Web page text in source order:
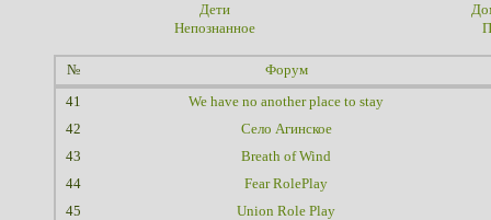
Дети
Непознанное
№ Форум
41
We have no another place to stay
42
Село Агинское
43
Breath of Wind
44
Fear RolePlay
45
Union Role Play